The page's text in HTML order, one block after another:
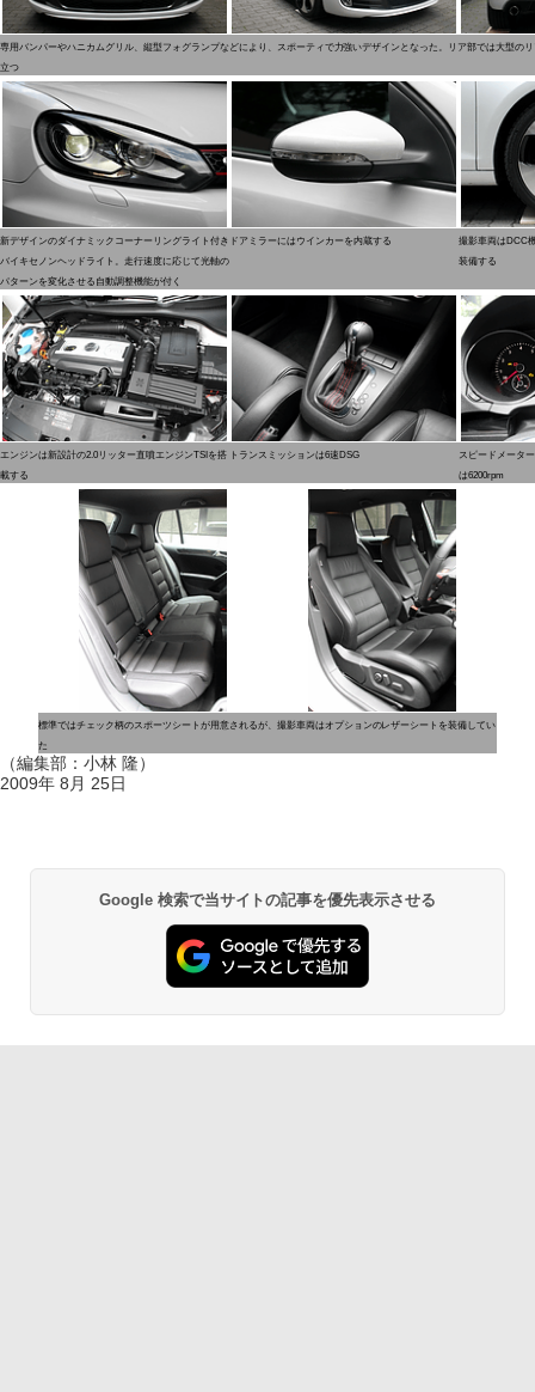
専用バンパーやハニカムグリル、縦型フォグランプなどにより、スポーティで力強いデザインとなった。リア部では大型の
立つ
新デザインのダイナミックコーナーリングライト付き
バイキセノンヘッドライト。走行速度に応じて光軸の
パターンを変化させる自動調整機能が付く
ドアミラーにはウインカーを内蔵する
撮影車両はDCC
装備する
エンジンは新設計の2.0リッター直噴エンジンTSIを搭
載する
トランスミッションは6速DSG
スピードメータ
は6200rpm
標準ではチェック柄のスポーツシートが用意されるが、撮影車両はオプションのレザーシートを装備してい
た
（編集部：小林 隆）
2009年 8月 25日
Google 検索で当サイトの記事を優先表示させる